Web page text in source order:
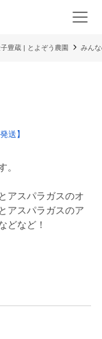
豊蔵 | とよぞう農園 みん
送】
。
アスパラガスのオ
アスパラガスのア
どなど！